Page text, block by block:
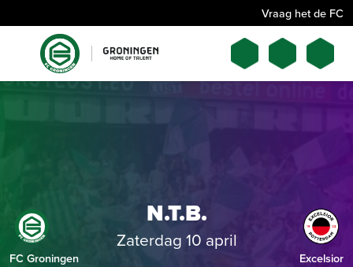
Vraag het de FC
N.T.B.
Zaterdag 10 april
FC Groningen Excelsior